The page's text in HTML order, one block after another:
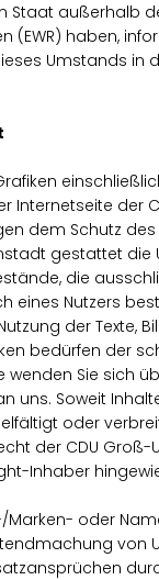
Staat außerhalb
(EWR) haben,
Umstands in
Internetseite der
dem Schutz des
gestattet die
die
eines Nutzers
der Texte,
bedürfen der
wenden Sie sich
uns. Soweit
oder
der CDU Groß-
Inhaber
Marken- oder
von